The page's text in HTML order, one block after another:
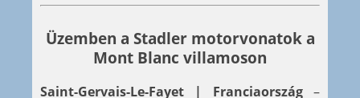
Üzemben a Stadler motorvonatok a
Mont Blanc villamoson
Saint-Gervais-Le-Fayet | Franciaország–